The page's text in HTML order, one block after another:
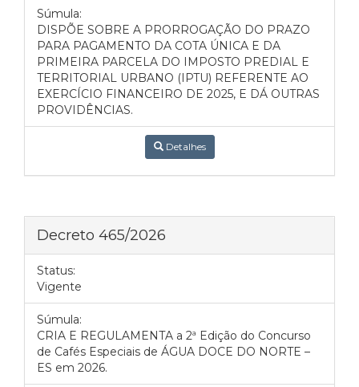
Súmula:
DISPÕE SOBRE A PRORROGAÇÃO DO PRAZO
PARA PAGAMENTO DA COTA ÚNICA E DA
PRIMEIRA PARCELA DO IMPOSTO PREDIAL E
TERRITORIAL URBANO (IPTU) REFERENTE AO
EXERCÍCIO FINANCEIRO DE 2025, E DÁ OUTRAS
PROVIDÊNCIAS.
Detalhes
Decreto 465/2026
Status:
Vigente
Súmula:
CRIA E REGULAMENTA a 2ª Edição do Concurso
de Cafés Especiais de ÁGUA DOCE DO NORTE –
ES em 2026.